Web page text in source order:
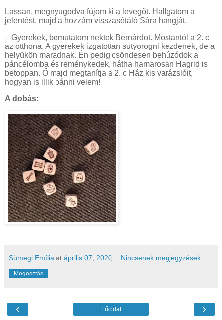
Lassan, megnyugodva fújom ki a levegőt. Hallgatom a
jelentést, majd a hozzám visszasétáló Sára hangját.
­– Gyerekek, bemutatom nektek Bernárdot. Mostantól a 2. c
az otthona. A gyerekek izgatottan sutyorogni kezdenek, de a
helyükön maradnak. Én pedig csöndesen behúzódok a
páncélomba és reménykedek, hátha hamarosan Hagrid is
betoppan. Ő majd megtanítja a 2. c Ház kis varázslóit,
hogyan is illik bánni velem!
A dobás:
Sümegi Emília at április 07, 2020 Nincsenek megjegyzések:
Megosztás
‹ ›
Főoldal